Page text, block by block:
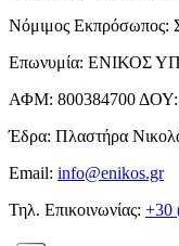
Νόμιμος Εκπρόσωπος:
Επωνυμία: ΕΝΙΚΟΣ
ΑΦΜ: 800384700 ΔΟΥ:
Έδρα: Πλαστήρα
Email: info@enikos.gr
Τηλ. Επικοινωνίας: +30